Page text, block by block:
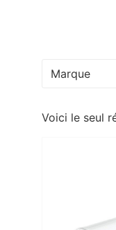
Marque
Voici le seul